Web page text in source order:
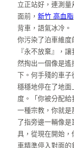
立正站好，連測
面前， 新竹 高血脂
背車，語氣冰冷。
你污染了泊車維
『永不放棄』，
然掏出一個像是遙
下。何手殘的車子
穩穩地停在了地
度。「你被分配
一種宗教，你就是
了指旁邊一輛像
具，從現在開始，
車精準停入對面